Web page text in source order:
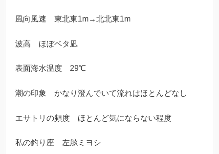
風向風速 東北東1m→北北東1m
波高 ほぼベタ凪
表面海水温度 29℃
潮の印象 かなり澄んでいて流れはほとんどなし
エサトリの頻度 ほとんど気にならない程度
私の釣り座 左舷ミヨシ